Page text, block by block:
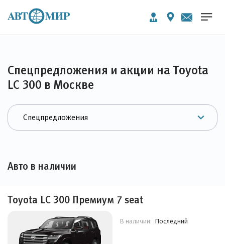
Спецпредложения и акции на Toyota
LC 300 в Москве
Авто в наличии
Toyota LC 300 Премиум 7 seat
В наличии: Последний